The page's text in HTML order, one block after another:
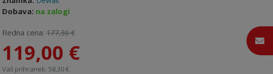
Dobava: na zalogi
Redna cena: 177,30 €
119,00 €
Vaš prihranek: 58,30 €